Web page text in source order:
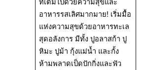
ที่เต็มไปด้วยความสุขและ
อาหารรสเลิศมากมาย! เริ่มมื้อ
แห่งความสุขด้วยอาหารทะเล
สุดอลังการ มีทั้ง ปูอลาสก้า ปู
หิมะ ปูม้า กุ้งแม่น้ำ และกั้ง
ห้ามพลาดเป็ดปักกิ่งและฟัว